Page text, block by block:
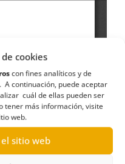
cookies
con fines analíticos y de
A continuación, puede aceptar
cuál de ellas pueden ser
tener más información, visite
web.
sitio web